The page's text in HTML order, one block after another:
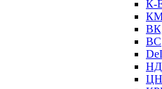
К-
ВС
ЦН